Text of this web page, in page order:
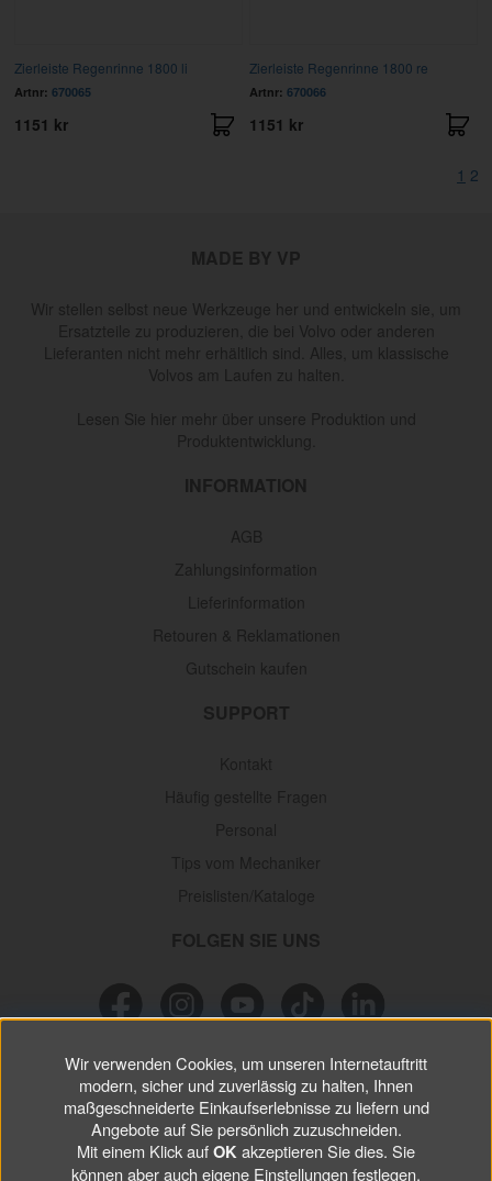
Zierleiste Regenrinne 1800 li
Artnr: 670065
1151 kr
Zierleiste Regenrinne 1800 re
Artnr: 670066
1151 kr
1 2
NEWSLETTER
Verpassen Sie keine Sonderaktionen, wichtigen Informationen und
nützlichen Tips.
Wir verwenden Cookies, um unseren Internetauftritt
modern, sicher und zuverlässig zu halten, Ihnen
maßgeschneiderte Einkaufserlebnisse zu liefern und
Angebote auf Sie persönlich zuzuschneiden.
Mit einem Klick aufOKakzeptieren Sie dies. Sie
können aber auch eigene Einstellungen festlegen.